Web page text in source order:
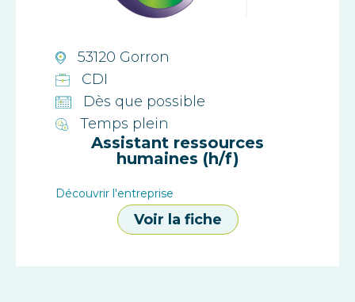
53120 Gorron
CDI
Dès que possible
Temps plein
Assistant ressources
humaines (h/f)
Découvrir l'entreprise
Voir la fiche